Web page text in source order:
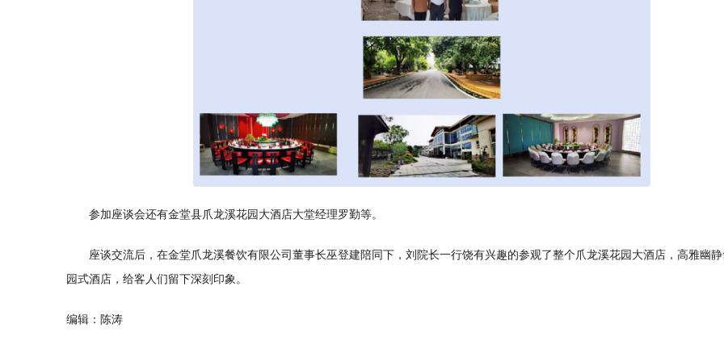
参加座谈会还有金堂县爪龙溪花园大酒店大堂经理罗勤等。
座谈交流后，在金堂爪龙溪餐饮有限公司董事长巫登建陪同下，刘院长一行饶有兴趣的参观了整个爪龙溪花园大酒店，高雅幽
园式酒店，给客人们留下深刻印象。
编辑：陈涛